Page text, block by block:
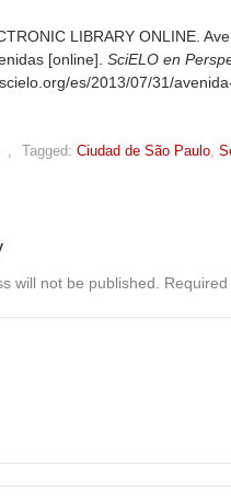
LIBRARY ONLINE.
[online]. SciELO en
es/2013/07/31/
, Tagged: Ciudad de São Paulo,
will not be published.